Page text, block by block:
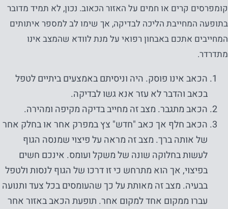
קומפרסים קרים או חמים על האזור הכאוב. נכון, לא תמיד מדובר
בתופעה המחייבת הליכה לבדיקה, אך שימו לב למספר איתותים
המחייבים אתכם באבחון רפואי על מנת לוודא שהמצב אינו
מתדרדר.
הכאב אינו פוסק. היה וניסיתם באמצעים ביתיים לטפל
בכאב והדבר לא עזר אנא גשו לבדיקה.
הכאב מתגבר. מצב זה מחייב בדיקה מקיפה ומהירה.
הכאב חלף אך כאב "חדש" צץ במפרק אחר או בחלק אחר
של אותה ברך. מצב זה מראה על פיצוי שמנסה הגוף
לעשות בחלוקה שונה של משקל ועומס. אינכם חשים
בפיצוי, אך הוא מתרחש כי זו דרכו של הגוף לנסות ולטפל
בבעיה. מצב זה מאותת על כך שהעומסים בכל צעד ותנועה
עברו ממקום אחד למקום אחר. תופעת הכאב באזור אחר